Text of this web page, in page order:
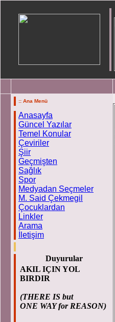
:: Ana Menü
Anasayfa
Güncel Yazılar
Temel Konular
Çeviriler
Şiir
Geçmişten
Sağlık
Spor
Medyadan Seçmeler
M. Said Çekmegil
Çocuklardan
Linkler
Arama
İletişim
Duyurular
AKIL IÇIN YOL
BIRDIR
(THERE IS but
ONE WAY for REASON)